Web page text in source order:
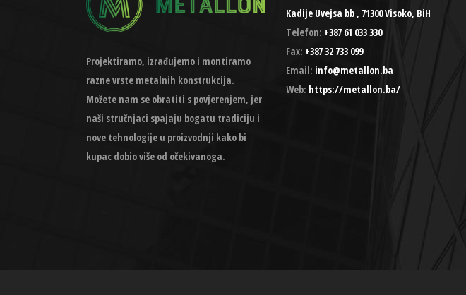
Projektiramo, izrađujemo i montiramo
razne vrste metalnih konstrukcija.
Možete nam se obratiti s povjerenjem, jer
naši stručnjaci spajaju bogatu tradiciju i
nove tehnologije u proizvodnji kako bi
kupac dobio više od očekivanoga.
Kadije Uvejsa bb , 71300 Visoko, BiH
Telefon: +387 61 033 330
Fax: +387 32 733 099
Email: info@metallon.ba
Web: https://metallon.ba/